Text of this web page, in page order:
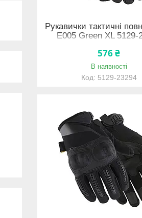
Рукавички тактичні
E005 Green XL 5129-
576 ₴
В наявності
5129-23294